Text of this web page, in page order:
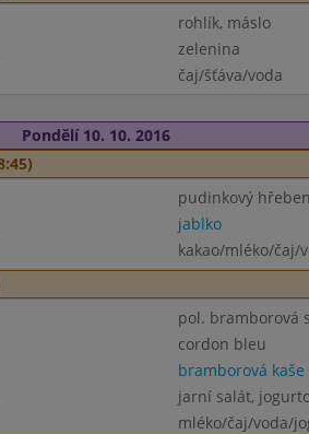
rohlík, máslo
zelenina
čaj/šťáva/voda
Pondělí 10. 10. 2016
pudinkový
jablko
kakao/mléko/čaj/
pol. bramborová
cordon bleu
bramborová kaše
jarní salát,
mléko/čaj/voda/